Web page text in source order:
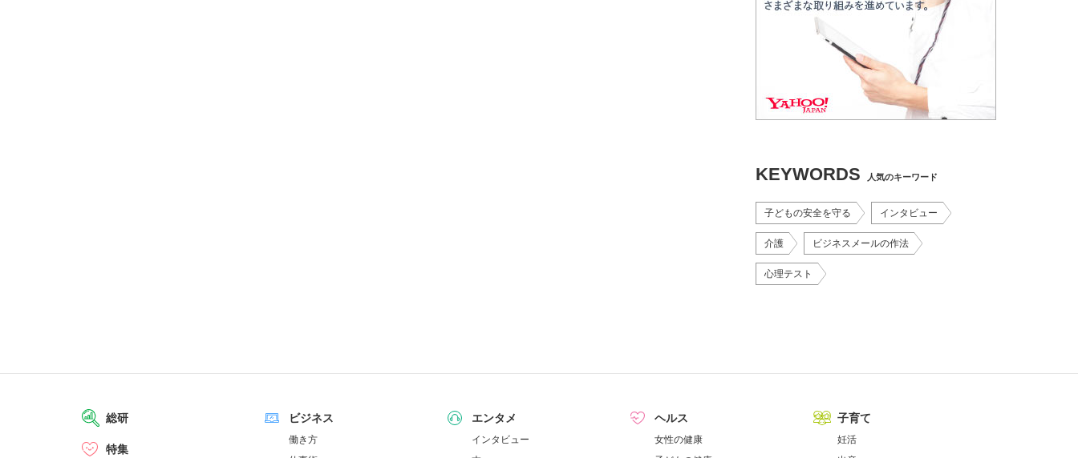
KEYWORDS 人気のキーワード
子どもの安全を守る インタビュー
介護 ビジネスメールの作法
心理テスト
総研
特集
ビジネス
働き方
エンタメ
インタビュー
ヘルス
女性の健康
子育て
妊活